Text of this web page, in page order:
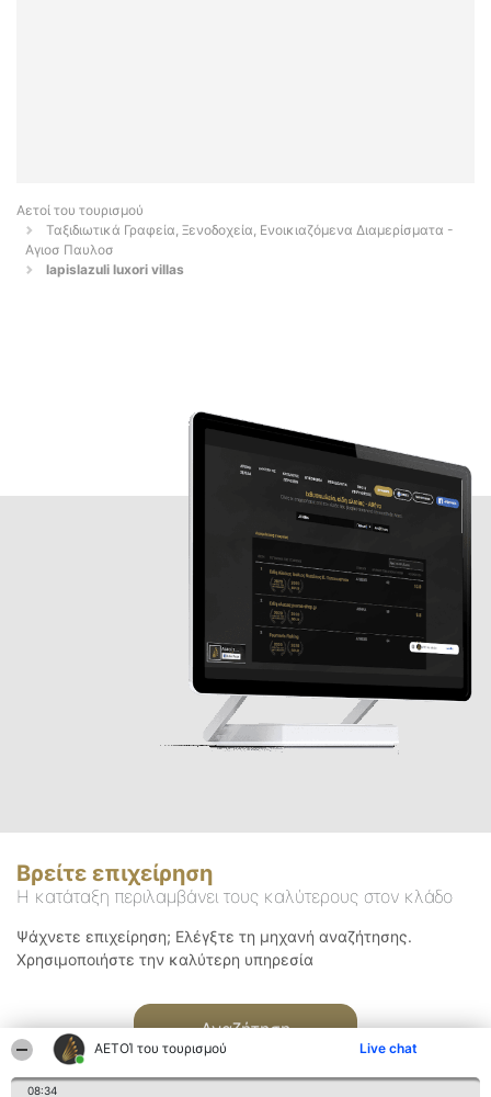
ΑΕΤΟΊ του τουρισμού Live chat
08:34
Αετοί του τουρισμού
Ταξιδιωτικά Γραφεία, Ξενοδοχεία, Ενοικιαζόμενα Διαμερίσματα -
Αγιοσ Παυλοσ
lapislazuli luxori villas
Βρείτε επιχείρηση
Η κατάταξη περιλαμβάνει τους καλύτερους στον κλάδο
Ψάχνετε επιχείρηση; Ελέγξτε τη μηχανή αναζήτησης.
Χρησιμοποιήστε την καλύτερη υπηρεσία
Αναζήτηση